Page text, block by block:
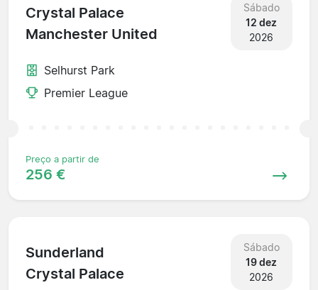
Crystal Palace
Manchester United
Sábado
12 dez
2026
Selhurst Park
Premier League
Preço a partir de
256 €
Sunderland
Crystal Palace
Sábado
19 dez
2026